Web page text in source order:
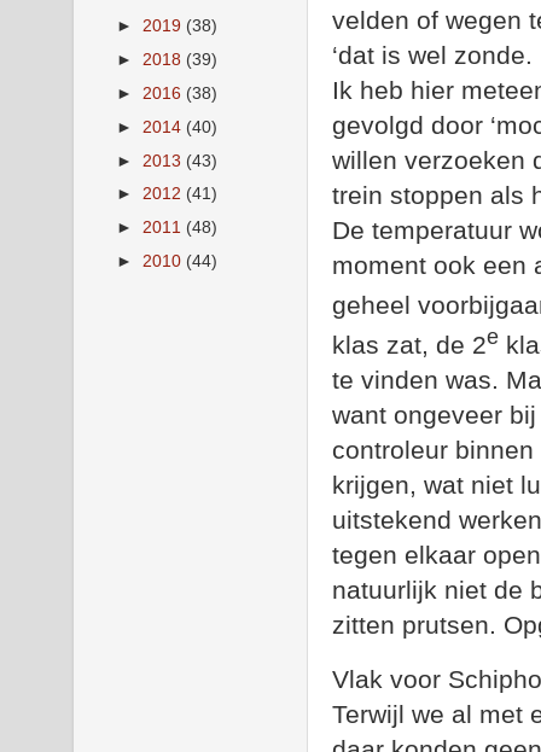
velden of wegen
‘dat is wel
Ik heb hier
gevolgd door
willen verzoeken
trein stoppen als
De temperatuur
moment ook een
geheel
klas zat, de 2e
te vinden was.
want ongeveer
controleur
krijgen, wat niet
uitstekend
tegen elkaar
natuurlijk niet de
zitten prutsen.
Vlak voor
Terwijl we al met
► 2019 (38)
► 2018 (39)
► 2016 (38)
► 2014 (40)
► 2013 (43)
► 2012 (41)
► 2011 (48)
► 2010 (44)